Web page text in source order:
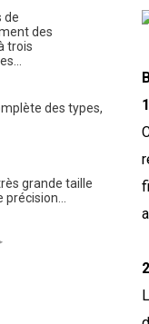
de
des
trois
des types,
grande taille